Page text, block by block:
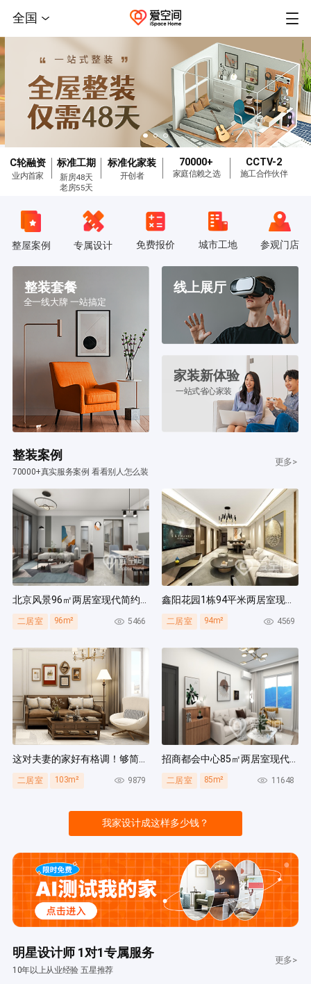
全国
C轮融资
业内首家
标准工期
新房48天
老房55天
标准化家装
开创者
70000+
家庭信赖之选
CCTV-2
施工合作伙伴
整屋案例 专属设计 免费报价 城市工地 参观门店
整装套餐
全一线大牌 一站搞定
线上展厅
家装新体验
一站式省心家装
整装案例
70000+真实服务案例 看看别人怎么装
更多>
北京风景96㎡两居室现代简约风装修案例
二居室 96m² 5466
鑫阳花园1栋94平米两居室现代简约风装修案例
二居室 94m² 4569
这对夫妻的家好有格调！够简洁还复古，好打扫卫生太贴心~
二居室 103m² 9879
招商都会中心85㎡两居室现代简约风装修案例
二居室 85m² 11648
我家设计成这样多少钱？
明星设计师 1对1专属服务
10年以上从业经验 五星推荐
更多>